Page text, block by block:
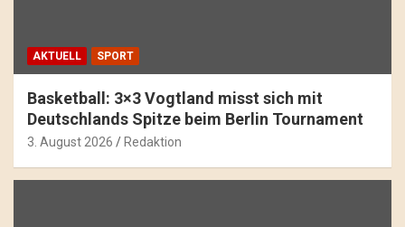
AKTUELL SPORT
Basketball: 3×3 Vogtland misst sich mit
Deutschlands Spitze beim Berlin Tournament
3. August 2026 Redaktion